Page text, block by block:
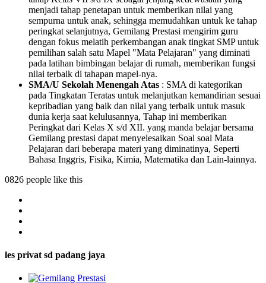
menjadi tahap penetapan untuk memberikan nilai yang
sempurna untuk anak, sehingga memudahkan untuk ke tahap
peringkat selanjutnya, Gemilang Prestasi mengirim guru
dengan fokus melatih perkembangan anak tingkat SMP untuk
pemilihan salah satu Mapel "Mata Pelajaran" yang diminati
pada latihan bimbingan belajar di rumah, memberikan fungsi
nilai terbaik di tahapan mapel-nya.
SMA/U Sekolah Menengah Atas : SMA di kategorikan
pada Tingkatan Teratas untuk melanjutkan kemandirian sesuai
kepribadian yang baik dan nilai yang terbaik untuk masuk
dunia kerja saat kelulusannya, Tahap ini memberikan
Peringkat dari Kelas X s/d XII. yang manda belajar bersama
Gemilang prestasi dapat menyelesaikan Soal soal Mata
Pelajaran dari beberapa materi yang diminatinya, Seperti
Bahasa Inggris, Fisika, Kimia, Matematika dan Lain-lainnya.
0826 people like this
les privat sd padang jaya